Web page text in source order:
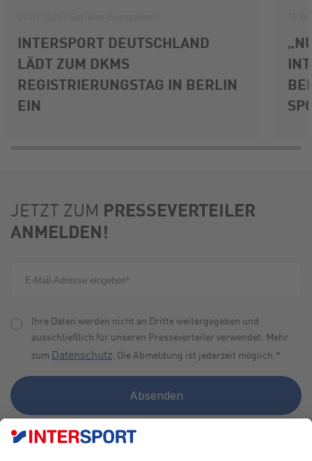
INTERSPORT DEUTSCHLAND
LÄDT ZUM DKMS
REGISTRIERUNGSTAG IN BERLIN
EIN
JETZT ZUM PRESSEVERTEILER
ANMELDEN!
Ihre Daten werden nicht an Dritte weitergegeben und
ausschließlich für unseren Presseverteiler verwendet. Mehr
zum Datenschutz . Die Abmeldung ist jederzeit möglich. *